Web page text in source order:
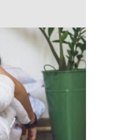
miery
Pri výbere by
nielen jeho
materiál, ale aj
na životnosti a
teda vybrať správnu